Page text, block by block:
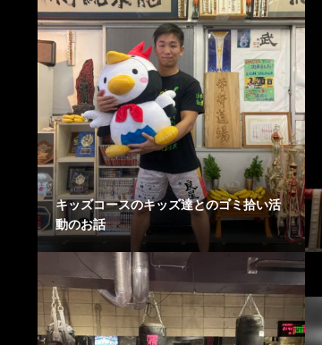
キッズコースのキッズ達とのゴミ拾い活
動のお話